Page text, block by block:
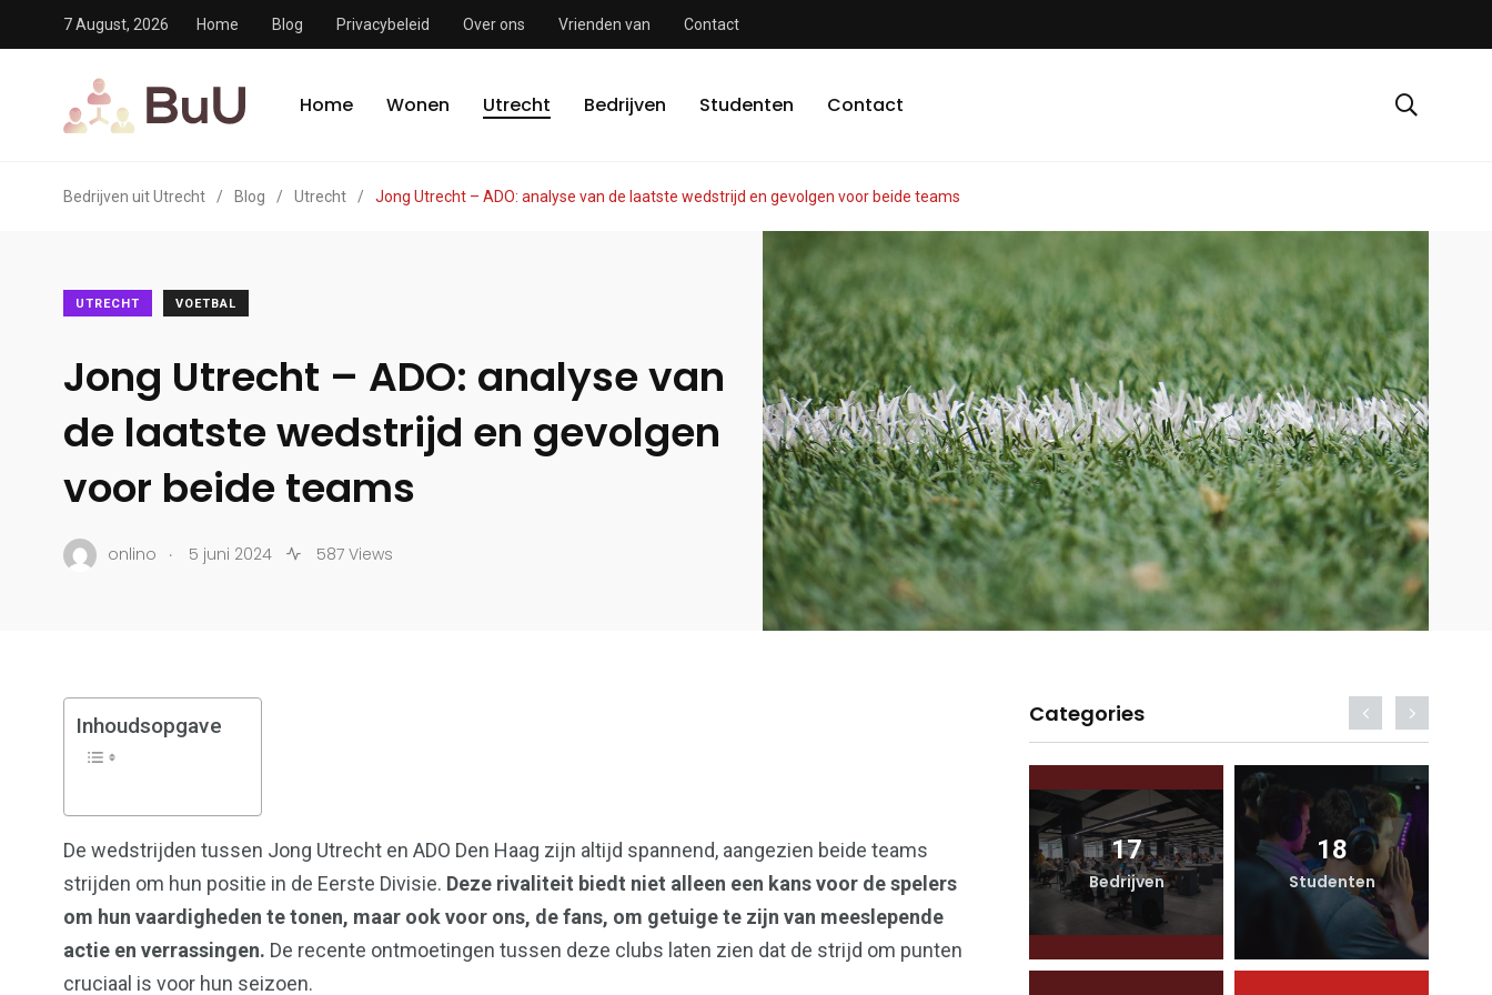
7 August, 2026 Home Blog Privacybeleid Over ons Vrienden van Contact
Home Wonen Utrecht Bedrijven Studenten Contact
Bedrijven uit Utrecht / Blog / Utrecht / Jong Utrecht – ADO: analyse van de laatste wedstrijd en gevolgen voor beide teams
UTRECHT VOETBAL
Jong Utrecht – ADO: analyse van
de laatste wedstrijd en gevolgen
voor beide teams
onlino . 5 juni 2024 587 Views
Inhoudsopgave
De wedstrijden tussen Jong Utrecht en ADO Den Haag zijn altijd spannend, aangezien beide teams
strijden om hun positie in de Eerste Divisie. Deze rivaliteit biedt niet alleen een kans voor de spelers
om hun vaardigheden te tonen, maar ook voor ons, de fans, om getuige te zijn van meeslepende
actie en verrassingen. De recente ontmoetingen tussen deze clubs laten zien dat de strijd om punten
cruciaal is voor hun seizoen.
Categories
17
Bedrijven
18
Studenten
36
Wonen
17
Bedrijven
18
Studenten